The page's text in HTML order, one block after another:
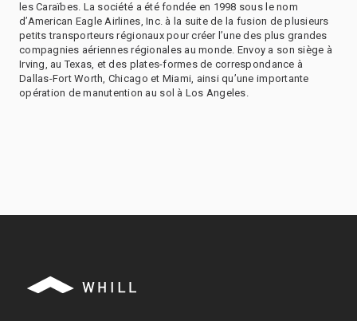
les Caraïbes. La société a été fondée en 1998 sous le nom
d’American Eagle Airlines, Inc. à la suite de la fusion de plusieurs
petits transporteurs régionaux pour créer l’une des plus grandes
compagnies aériennes régionales au monde. Envoy a son siège à
Irving, au Texas, et des plates-formes de correspondance à
Dallas-Fort Worth, Chicago et Miami, ainsi qu’une importante
opération de manutention au sol à Los Angeles.